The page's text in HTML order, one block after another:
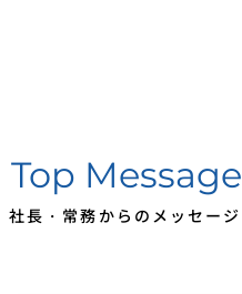
Top Message
​社長・常務からのメッセージ